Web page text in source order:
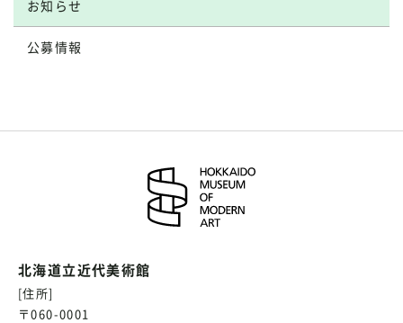
お知らせ
公募情報
北海道立近代美術館
[住所]
〒060-0001